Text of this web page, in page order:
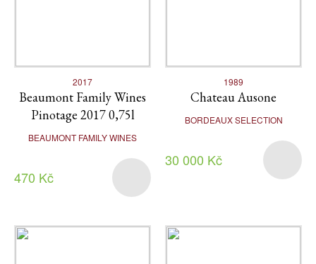
2017
Beaumont Family Wines
Pinotage 2017 0,75l
BEAUMONT FAMILY WINES
470 Kč
1989
Chateau Ausone
BORDEAUX SELECTION
30 000 Kč